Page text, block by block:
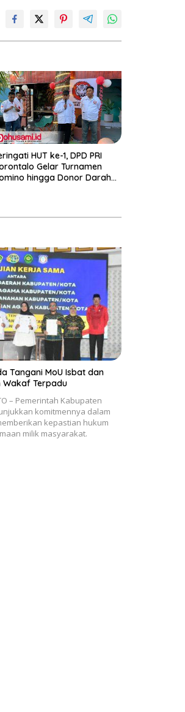
HUT ke-1, DPD PRI
Gelar Turnamen
hingga Donor Darah
Tangani MoU Isbat dan
Terpadu
– Pemerintah Kabupaten
komitmennya dalam
kepastian hukum
milik masyarakat.